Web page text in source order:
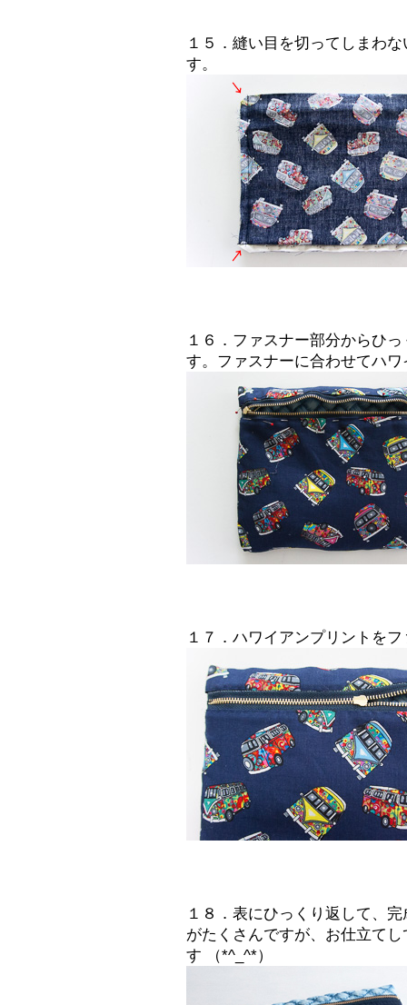
１５．縫い目を切ってしまわ
す。
１６．ファスナー部分からひ
す。ファスナーに合わせてハ
１７．ハワイアンプリントを
１８．表にひっくり返して、
がたくさんですが、お仕立て
す （*^_^*）